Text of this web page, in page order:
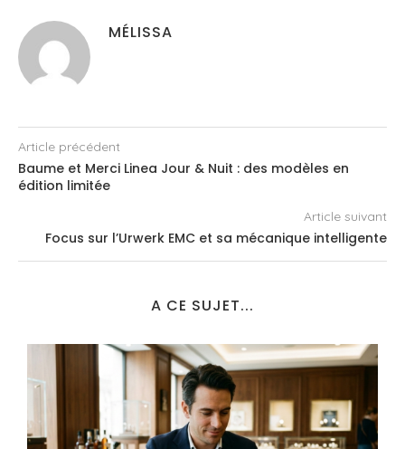
MÉLISSA
Article précédent
Baume et Merci Linea Jour & Nuit : des modèles en
édition limitée
Article suivant
Focus sur l’Urwerk EMC et sa mécanique intelligente
A CE SUJET...